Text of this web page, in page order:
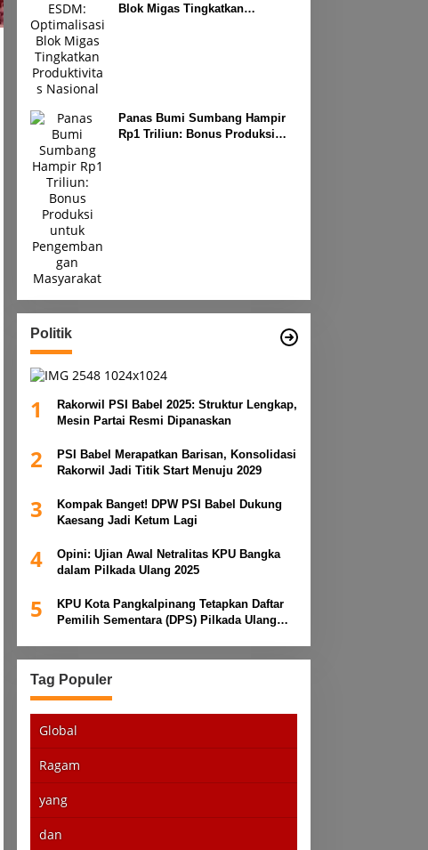
Blok Migas Tingkatkan
Panas Bumi Sumbang Hampir
Rp1 Triliun: Bonus Produksi
Politik
1
Rakorwil PSI Babel 2025: Struktur Lengkap,
Mesin Partai Resmi Dipanaskan
2
PSI Babel Merapatkan Barisan, Konsolidasi
Rakorwil Jadi Titik Start Menuju 2029
3
Kompak Banget! DPW PSI Babel Dukung
Kaesang Jadi Ketum Lagi
4
Opini: Ujian Awal Netralitas KPU Bangka
dalam Pilkada Ulang 2025
5
KPU Kota Pangkalpinang Tetapkan Daftar
Pemilih Sementara (DPS) Pilkada Ulang
Tag Populer
Global
Ragam
yang
dan